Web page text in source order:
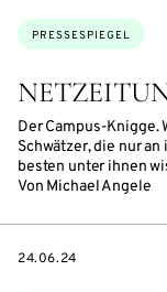
Der Campus-
Schwätzer, die nur
besten unter ihnen
Von Michael Angele
Themen:
PRESSESPIEGEL
DATE
24.06.24